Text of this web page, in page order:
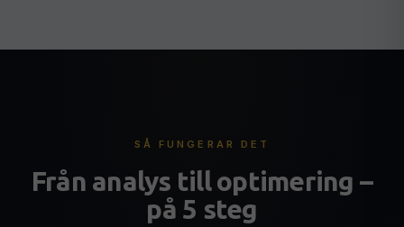
SÅ FUNGERAR DET
Från analys till optimering –
på 5 steg